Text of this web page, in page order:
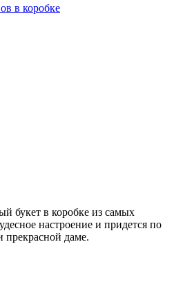
в коробке
букет в коробке из самых
настроение и придется по
прекрасной даме.